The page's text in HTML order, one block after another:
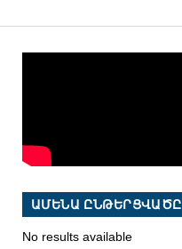
ԱՄԵՆԱ ԸՆԹԵՐՑՎԱԾԸ
No results available